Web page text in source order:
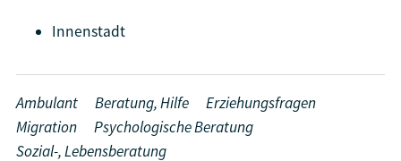
Innenstadt
Ambulant Beratung, Hilfe
Erziehungsfragen
Migration
Psychologische Beratung
Sozial-, Lebensberatung